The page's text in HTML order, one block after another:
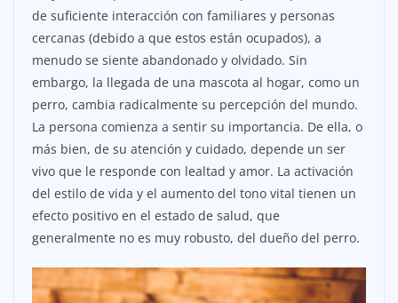
de suficiente interacción con familiares y personas
cercanas (debido a que estos están ocupados), a
menudo se siente abandonado y olvidado. Sin
embargo, la llegada de una mascota al hogar, como un
perro, cambia radicalmente su percepción del mundo.
La persona comienza a sentir su importancia. De ella, o
más bien, de su atención y cuidado, depende un ser
vivo que le responde con lealtad y amor. La activación
del estilo de vida y el aumento del tono vital tienen un
efecto positivo en el estado de salud, que
generalmente no es muy robusto, del dueño del perro.